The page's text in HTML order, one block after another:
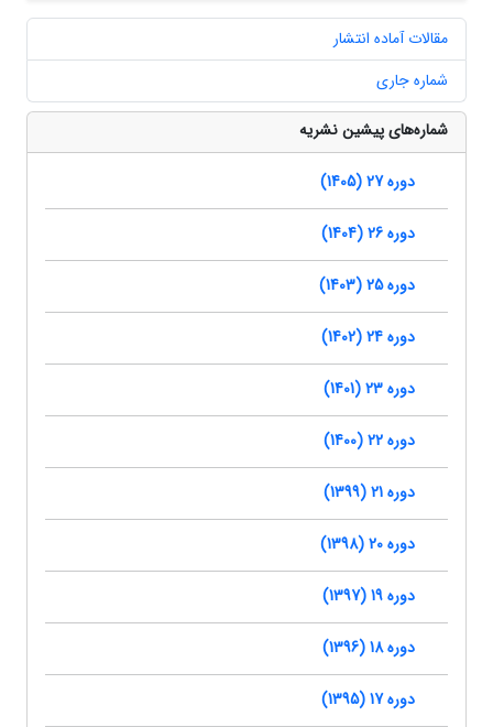
مقالات آماده انتشار
شماره جاری
شماره‌های پیشین نشریه
دوره 27 (1405)
دوره 26 (1404)
دوره 25 (1403)
دوره 24 (1402)
دوره 23 (1401)
دوره 22 (1400)
دوره 21 (1399)
دوره 20 (1398)
دوره 19 (1397)
دوره 18 (1396)
دوره 17 (1395)